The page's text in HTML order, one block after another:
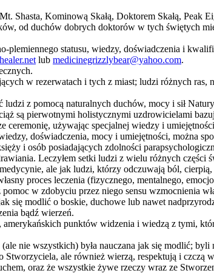
Shasta, Kominową Skałą, Doktorem Skałą, Peak
od duchów dobrych doktorów w tych świętych
plemiennego statusu, wiedzy, doświadczenia i
lub medicinegrizzlybear@yahoo.com.
w rezerwatach i tych z miast; ludzi różnych ras,
z pomocą naturalnych duchów, mocy i sił
są pierwotnymi holistycznymi uzdrowicielami
ceremonię, używając specjalnej wiedzy i
doświadczenia, mocy i umiejętności, można
i osób posiadających zdolności
Leczyłem setki ludzi z wielu różnych części
ale jak ludzi, którzy odczuwają ból,
proces leczenia (fizycznego, mentalnego,
w zdobyciu przez niego sensu wzmocnienia
się modlić o boskie, duchowe lub nawet
bądź wierzeń.
punktów widzenia i wiedzą z tymi,
nie wszystkich) była nauczana jak się modlić; byli
ale również wierzą, respektują i czczą
oraz że wszystkie żywe rzeczy wraz ze